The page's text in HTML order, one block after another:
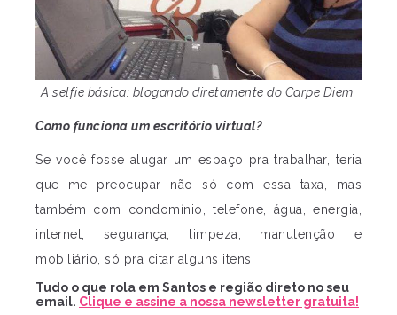
A selfie básica: blogando diretamente do Carpe Diem
Como funciona um escritório virtual?
Se você fosse alugar um espaço pra trabalhar, teria
que me preocupar não só com essa taxa, mas
também com condomínio, telefone, água, energia,
internet, segurança, limpeza, manutenção e
mobiliário, só pra citar alguns itens.
Tudo o que rola em Santos e região direto no seu
email. Clique e assine a nossa newsletter gratuita!